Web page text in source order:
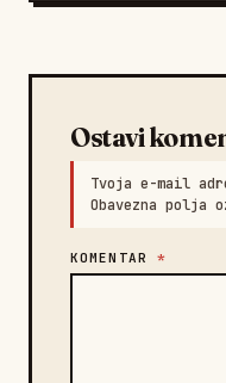
Ostavi
Tvoja e-mail
Obavezna polja
KOMENTAR *